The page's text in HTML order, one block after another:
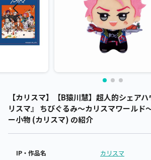
【カリスマ】【B猿川慧】超人的シェア
リスマ』 ちびぐるみ～カリスマワールド
ー小物 (カリスマ) の紹介
IP・作品名 カリスマ